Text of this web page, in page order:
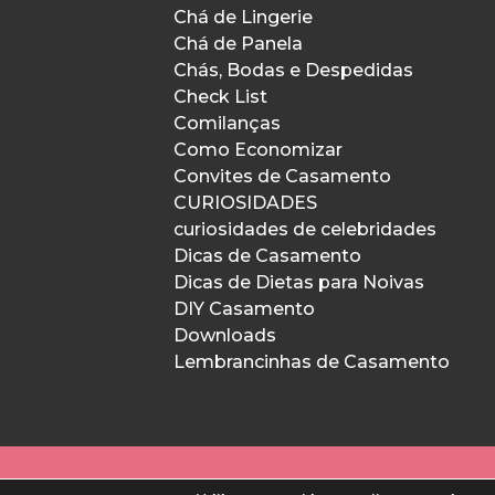
Chá de Lingerie
Chá de Panela
Chás, Bodas e Despedidas
Check List
Comilanças
Como Economizar
Convites de Casamento
CURIOSIDADES
curiosidades de celebridades
Dicas de Casamento
Dicas de Dietas para Noivas
DIY Casamento
Downloads
Lembrancinhas de Casamento